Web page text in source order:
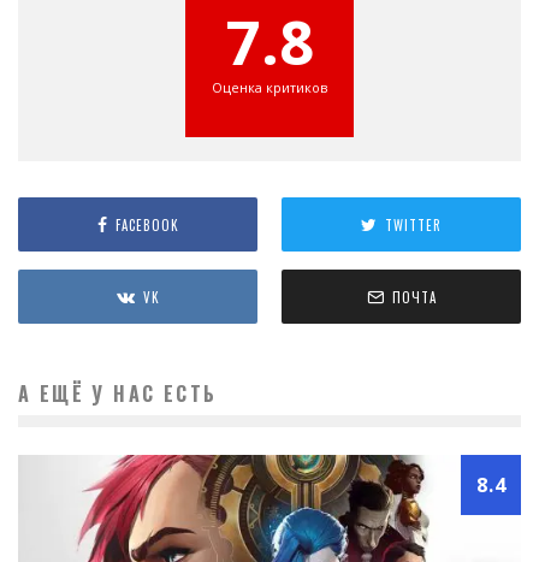
7.8
Оценка критиков
FACEBOOK TWITTER
VK ПОЧТА
А ЕЩЁ У НАС ЕСТЬ
8.4